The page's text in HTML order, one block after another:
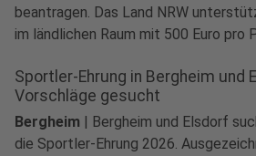
beantragen. Das Land NRW
im ländlichen Raum mit 500 Euro pro
Sportler-Ehrung in Bergheim und
Vorschläge gesucht
Bergheim | Bergheim und Elsdorf
die Sportler-Ehrung 2026.